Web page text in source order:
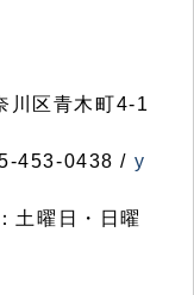
区青木町4-1
453-0438 / y
土曜日・日曜